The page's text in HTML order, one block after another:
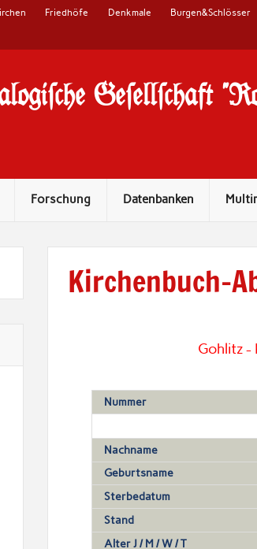
Friedhöfe Denkmale Burgen&Schlösser
Ge#ell#chaft
Forschung Datenbanken
Kirchenbuch-
Gohlitz -
Nummer
Nachname
Geburtsname
Sterbedatum
Stand
Alter J / M / W / T